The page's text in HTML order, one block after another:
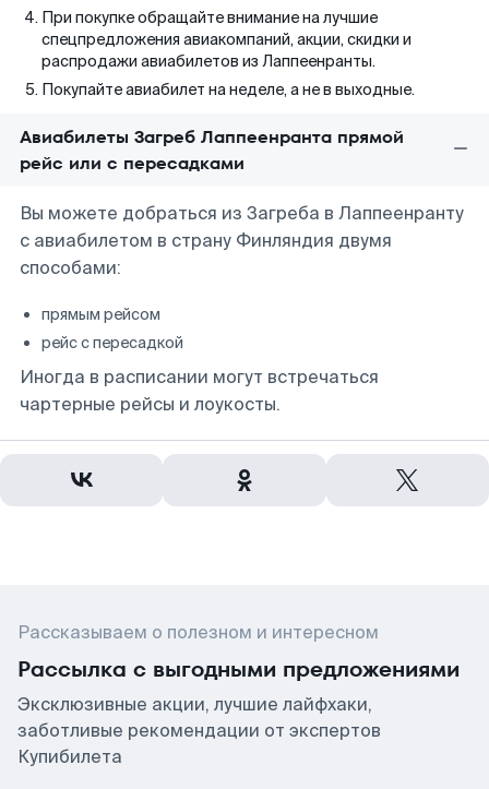
При покупке обращайте внимание на лучшие
спецпредложения авиакомпаний, акции, скидки и
распродажи авиабилетов из Лаппеенранты.
Покупайте авиабилет на неделе, а не в выходные.
Авиабилеты Загреб Лаппеенранта прямой
рейс или с пересадками
Вы можете добраться из Загреба в Лаппеенранту
с авиабилетом в страну Финляндия двумя
способами:
прямым рейсом
рейс с пересадкой
Иногда в расписании могут встречаться
чартерные рейсы и лоукосты.
Рассказываем о полезном и интересном
Рассылка с выгодными предложениями
Эксклюзивные акции, лучшие лайфхаки,
заботливые рекомендации от экспертов
Купибилета